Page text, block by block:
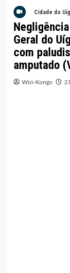
Cidade do
Geral do
com
amputado
Wizi-Kongo